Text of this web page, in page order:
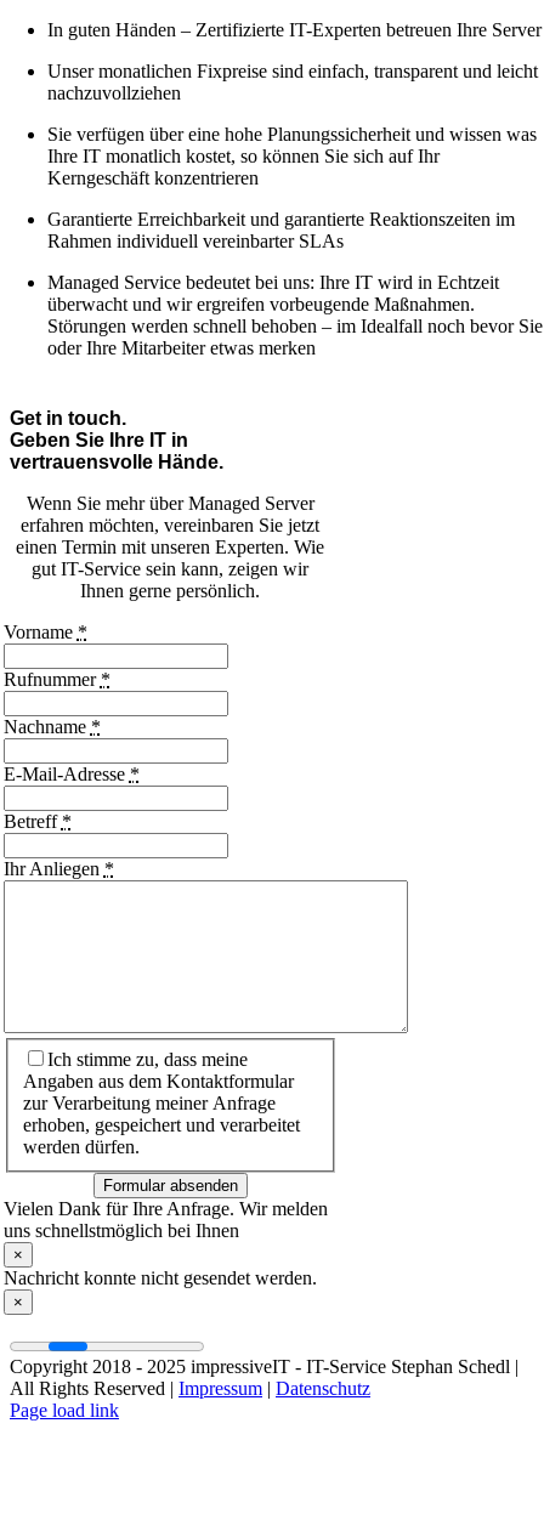
In guten Händen – Zertifizierte IT-Experten betreuen Ihre Server
Unser monatlichen Fixpreise sind einfach, transparent und leicht
nachzuvollziehen
Sie verfügen über eine hohe Planungssicherheit und wissen was
Ihre IT monatlich kostet, so können Sie sich auf Ihr
Kerngeschäft konzentrieren
Garantierte Erreichbarkeit und garantierte Reaktionszeiten im
Rahmen individuell vereinbarter SLAs
Managed Service bedeutet bei uns: Ihre IT wird in Echtzeit
überwacht und wir ergreifen vorbeugende Maßnahmen.
Störungen werden schnell behoben – im Idealfall noch bevor Sie
oder Ihre Mitarbeiter etwas merken
Get in touch.
Geben Sie Ihre IT in
vertrauensvolle Hände.
Wenn Sie mehr über Managed Server
erfahren möchten, vereinbaren Sie jetzt
einen Termin mit unseren Experten. Wie
gut IT-Service sein kann, zeigen wir
Ihnen gerne persönlich.
Vorname *
Rufnummer *
Nachname *
E-Mail-Adresse *
Betreff *
Ihr Anliegen *
Ich stimme zu, dass meine
Angaben aus dem Kontaktformular
zur Verarbeitung meiner Anfrage
erhoben, gespeichert und verarbeitet
werden dürfen.
Formular absenden
Vielen Dank für Ihre Anfrage. Wir melden
uns schnellstmöglich bei Ihnen
×
Nachricht konnte nicht gesendet werden.
×
Copyright 2018 - 2025 impressiveIT - IT-Service Stephan Schedl |
All Rights Reserved | Impressum | Datenschutz
Facebook
Instagram
Page load link